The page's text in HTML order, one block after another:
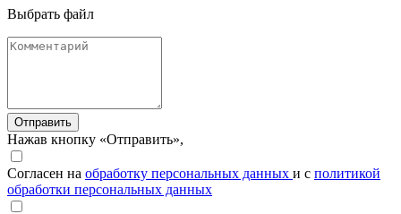
Выбрать файл
Отправить
Нажав кнопку «Отправить»,
Согласен на обработку персональных данных и с политикой
обработки персональных данных